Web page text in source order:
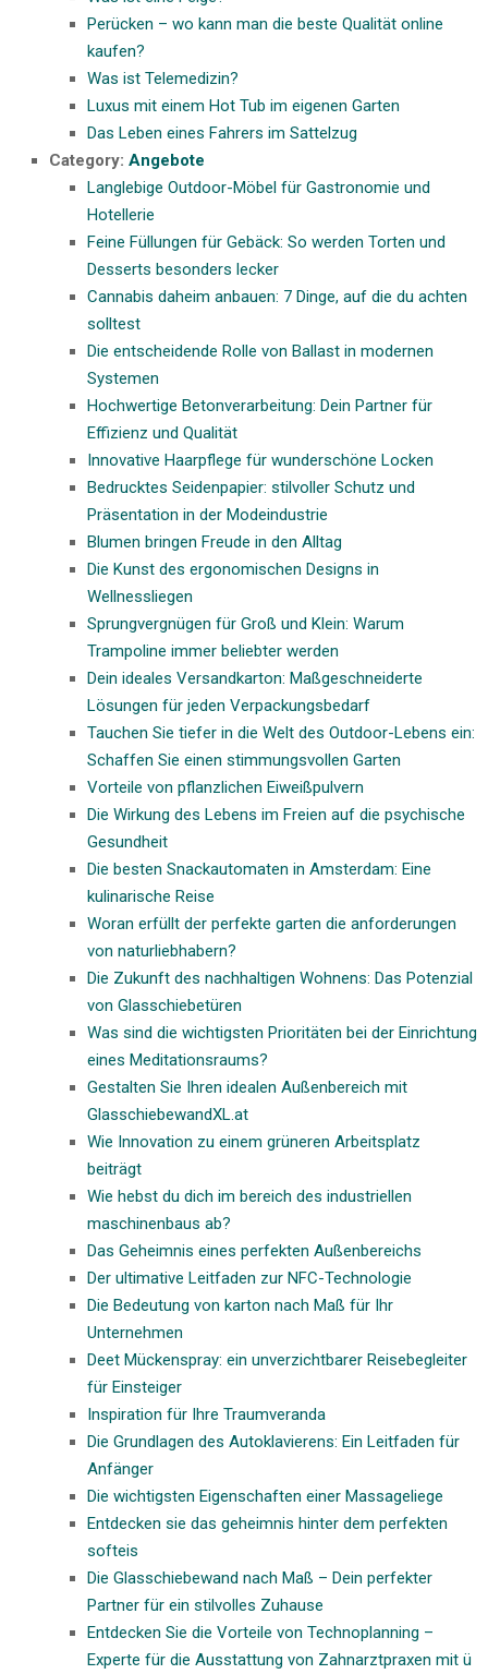
Perücken – wo kann man die beste Qualität online
kaufen?
Was ist Telemedizin?
Luxus mit einem Hot Tub im eigenen Garten
Das Leben eines Fahrers im Sattelzug
Category: Angebote
Langlebige Outdoor-Möbel für Gastronomie und
Hotellerie
Feine Füllungen für Gebäck: So werden Torten und
Desserts besonders lecker
Cannabis daheim anbauen: 7 Dinge, auf die du achten
solltest
Die entscheidende Rolle von Ballast in modernen
Systemen
Hochwertige Betonverarbeitung: Dein Partner für
Effizienz und Qualität
Innovative Haarpflege für wunderschöne Locken
Bedrucktes Seidenpapier: stilvoller Schutz und
Präsentation in der Modeindustrie
Blumen bringen Freude in den Alltag
Die Kunst des ergonomischen Designs in
Wellnessliegen
Sprungvergnügen für Groß und Klein: Warum
Trampoline immer beliebter werden
Dein ideales Versandkarton: Maßgeschneiderte
Lösungen für jeden Verpackungsbedarf
Tauchen Sie tiefer in die Welt des Outdoor-Lebens ein:
Schaffen Sie einen stimmungsvollen Garten
Vorteile von pflanzlichen Eiweißpulvern
Die Wirkung des Lebens im Freien auf die psychische
Gesundheit
Die besten Snackautomaten in Amsterdam: Eine
kulinarische Reise
Woran erfüllt der perfekte garten die anforderungen
von naturliebhabern?
Die Zukunft des nachhaltigen Wohnens: Das Potenzial
von Glasschiebetüren
Was sind die wichtigsten Prioritäten bei der Einrichtung
eines Meditationsraums?
Gestalten Sie Ihren idealen Außenbereich mit
GlasschiebewandXL.at
Wie Innovation zu einem grüneren Arbeitsplatz
beiträgt
Wie hebst du dich im bereich des industriellen
maschinenbaus ab?
Das Geheimnis eines perfekten Außenbereichs
Der ultimative Leitfaden zur NFC-Technologie
Die Bedeutung von karton nach Maß für Ihr
Unternehmen
Deet Mückenspray: ein unverzichtbarer Reisebegleiter
für Einsteiger
Inspiration für Ihre Traumveranda
Die Grundlagen des Autoklavierens: Ein Leitfaden für
Anfänger
Die wichtigsten Eigenschaften einer Massageliege
Entdecken sie das geheimnis hinter dem perfekten
softeis
Die Glasschiebewand nach Maß – Dein perfekter
Partner für ein stilvolles Zuhause
Entdecken Sie die Vorteile von Technoplanning –
Experte für die Ausstattung von Zahnarztpraxen mit ü